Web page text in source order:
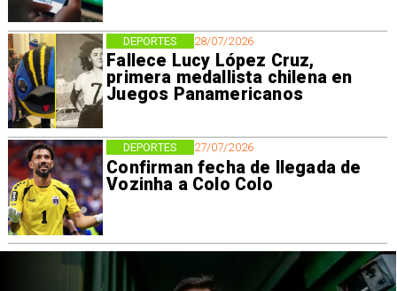
28/07/2026
Fallece Lucy López Cruz,
primera medallista chilena en
Juegos Panamericanos
DEPORTES
27/07/2026
Confirman fecha de llegada de
Vozinha a Colo Colo
DEPORTES